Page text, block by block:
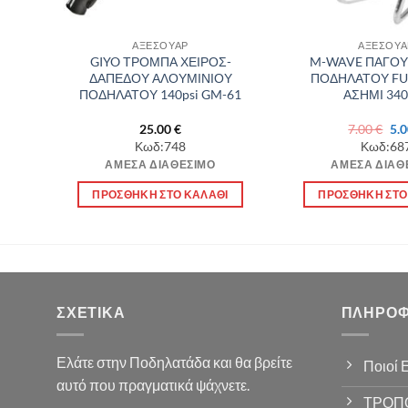
ΑΞΕΣΟΥΑΡ
GIYO ΤΡΟΜΠΑ ΧΕΙΡΟΣ-
ΔΑΠΕΔΟΥ ΑΛΟΥΜΙΝΙΟΥ
ΠΟΔΗΛΑΤΟΥ 140psi GM-61
25.00€
Κωδ:748
ΆΜΕΣΑ ΔΙΑΘΈΣΙΜΟ
ΠΡΟΣΘΉΚΗ ΣΤΟ ΚΑΛΆΘΙ
M-WAVE
ΠΟΔΗΛΑΤΟΥ
ΑΣΗΜΙ
7.00€
was:
ΆΜΕΣΑ
ΠΡΟΣΘΉΚΗ ΣΤΟ
ΣΧΕΤΙΚΆ
Ελάτε στην Ποδηλατάδα και θα βρείτε
αυτό που πραγματικά ψάχνετε.
Ποιοί